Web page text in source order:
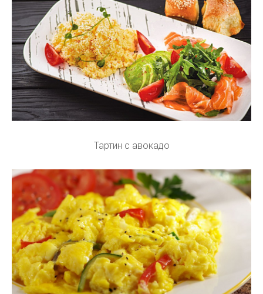
Тартин с авокадо